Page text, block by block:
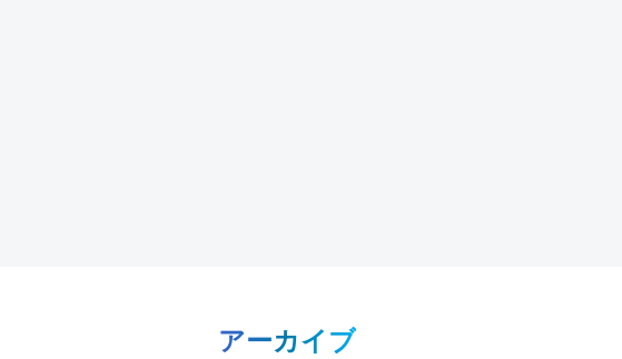
アーカイブ